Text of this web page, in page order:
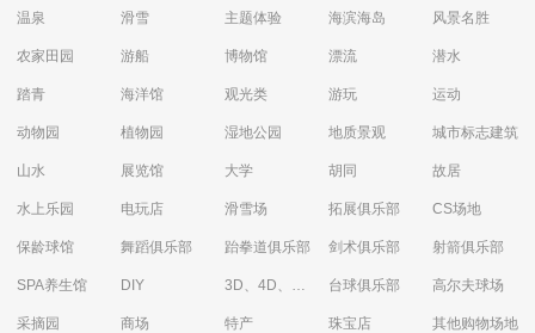
温泉 滑雪 主题体验 海滨海岛 风景名胜
农家田园 游船 博物馆 漂流 潜水
踏青 海洋馆 观光类 游玩 运动
动物园 植物园 湿地公园 地质景观 城市标志建筑
山水 展览馆 大学 胡同 故居
水上乐园 电玩店 滑雪场 拓展俱乐部 CS场地
保龄球馆 舞蹈俱乐部 跆拳道俱乐部 剑术俱乐部 射箭俱乐部
SPA养生馆 DIY 3D、4D、5D艺术体验馆 台球俱乐部 高尔夫球场
采摘园 商场 特产 珠宝店 其他购物场地